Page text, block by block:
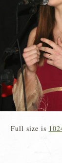
Full size is